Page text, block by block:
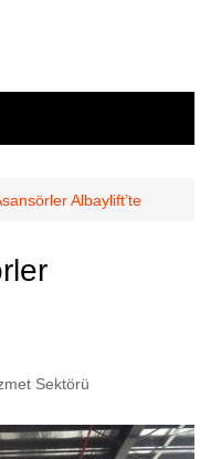
Albaylift’te
Sektörü